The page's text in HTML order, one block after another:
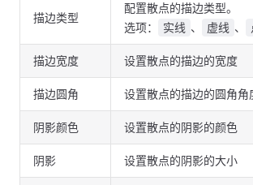
描边类型
配置散点的描边类型。
选项：
实线 、 虚线 、
描边宽度 设置散点的描边的宽度
描边圆角 设置散点的描边的圆角角
阴影颜色 设置散点的阴影的颜色
阴影 设置散点的阴影的大小